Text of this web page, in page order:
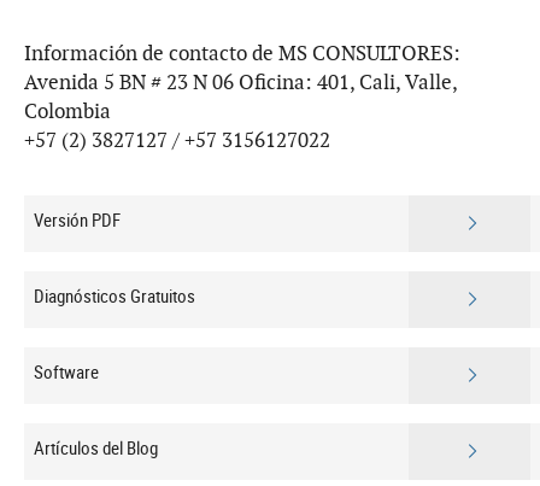
Información de contacto de MS CONSULTORES:
Avenida 5 BN # 23 N 06 Oficina: 401, Cali, Valle,
Colombia
+57 (2) 3827127 / +57 3156127022
Versión PDF
Diagnósticos Gratuitos
Software
Artículos del Blog